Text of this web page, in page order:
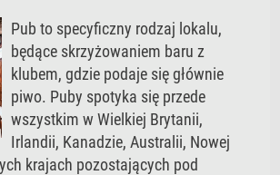
Pub to specyficzny rodzaj lokalu,
będące skrzyżowaniem baru z
klubem, gdzie podaje się głównie
piwo. Puby spotyka się przede
wszystkim w Wielkiej Brytanii,
Irlandii, Kanadzie, Australii, Nowej
krajach pozostających pod